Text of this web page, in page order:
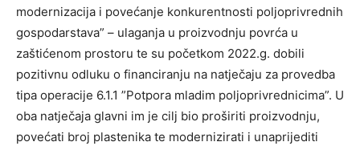
modernizacija i povećanje konkurentnosti poljoprivrednih
gospodarstava” – ulaganja u proizvodnju povrća u
zaštićenom prostoru te su početkom 2022.g. dobili
pozitivnu odluku o financiranju na natječaju za provedba
tipa operacije 6.1.1 ”Potpora mladim poljoprivrednicima”. U
oba natječaja glavni im je cilj bio proširiti proizvodnju,
povećati broj plastenika te modernizirati i unaprijediti